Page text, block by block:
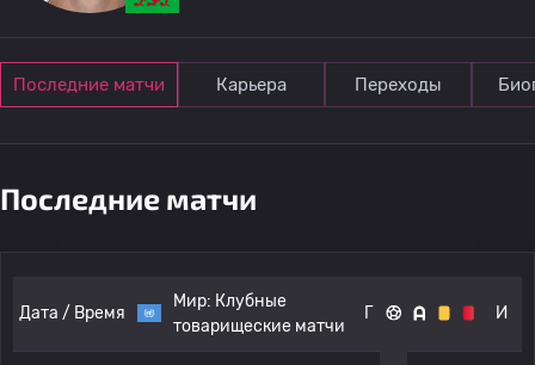
Последние матчи Карьера Переходы
Последние матчи
Дата / Время
Мир: Клубные
товарищеские матчи
Г И